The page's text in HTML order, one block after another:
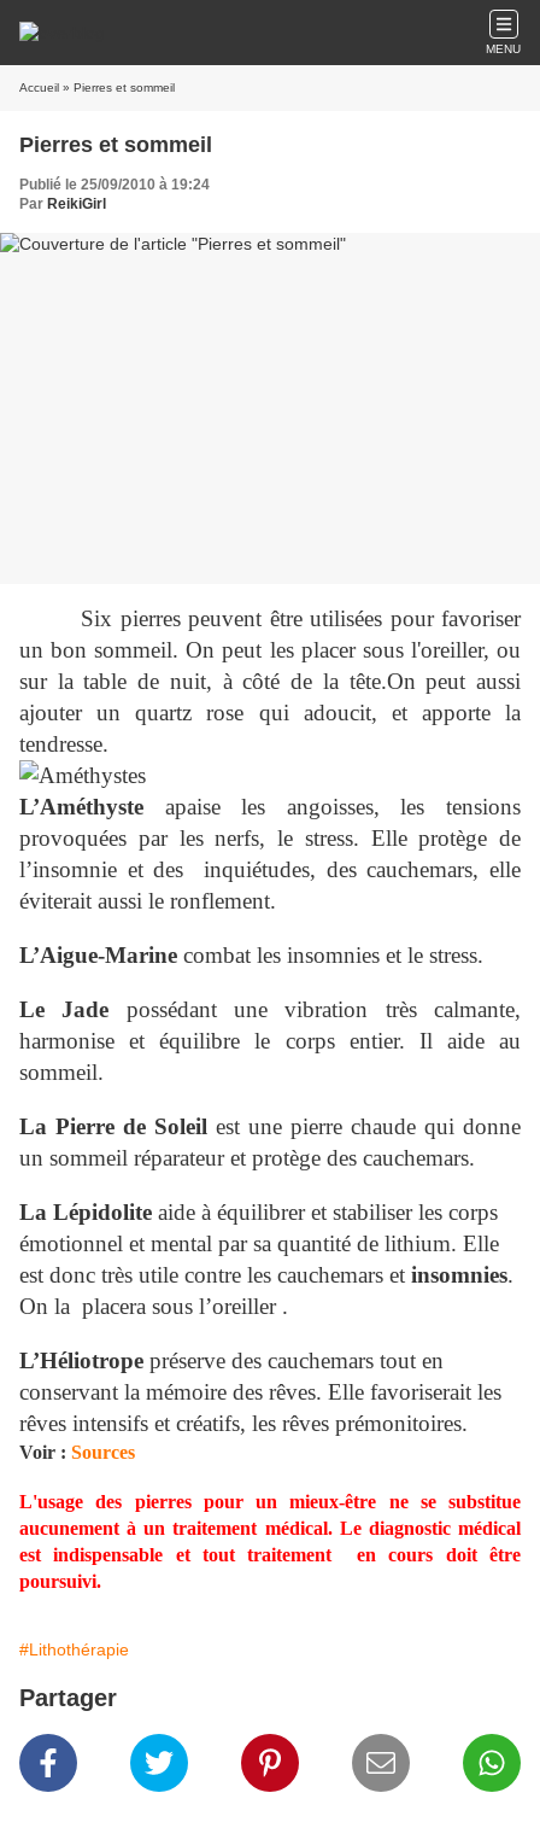
MENU
Accueil » Pierres et sommeil
Pierres et sommeil
Publié le 25/09/2010 à 19:24
Par ReikiGirl
Six pierres peuvent être utilisées pour favoriser
un bon sommeil. On peut les placer sous l'oreiller, ou
sur la table de nuit, à côté de la tête.On peut aussi
ajouter un quartz rose qui adoucit, et apporte la
tendresse.
L’Améthyste apaise les angoisses, les tensions
provoquées par les nerfs, le stress. Elle protège de
l’insomnie et des inquiétudes, des cauchemars, elle
éviterait aussi le ronflement.
L’Aigue-Marine combat les insomnies et le stress.
Le Jade possédant une vibration très calmante,
harmonise et équilibre le corps entier. Il aide au
sommeil.
La Pierre de Soleil est une pierre chaude qui donne
un sommeil réparateur et protège des cauchemars.
La Lépidolite aide à équilibrer et stabiliser les corps
émotionnel et mental par sa quantité de lithium. Elle
est donc très utile contre les cauchemars et insomnies.
On la placera sous l’oreiller .
L’Héliotrope préserve des cauchemars tout en
conservant la mémoire des rêves. Elle favoriserait les
rêves intensifs et créatifs, les rêves prémonitoires.
Voir : Sources
L'usage des pierres pour un mieux-être ne se substitue
aucunement à un traitement médical. Le diagnostic médical
est indispensable et tout traitement en cours doit être
poursuivi.
#Lithothérapie
Partager